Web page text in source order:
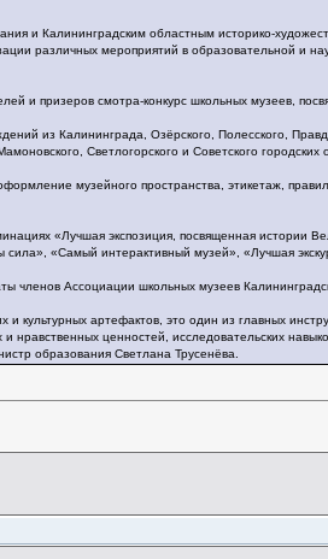
и Калининградским областным историко-
различных мероприятий в образовательной и
и призеров смотра-конкурс школьных музеев,
из Калининграда, Озёрского, Полесского,
Светлогорского и Советского городских
музейного пространства, этикетаж,
«Лучшая экспозиция, посвященная истории
«Самый интерактивный музей», «Лучшая
членов Ассоциации школьных музеев
культурных артефактов, это один из главных
нравственных ценностей, исследовательских
образования Светлана Трусенёва.